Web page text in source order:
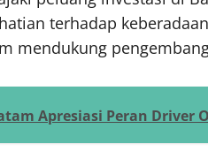
terhadap
mendukung
Apresiasi Peran Driver